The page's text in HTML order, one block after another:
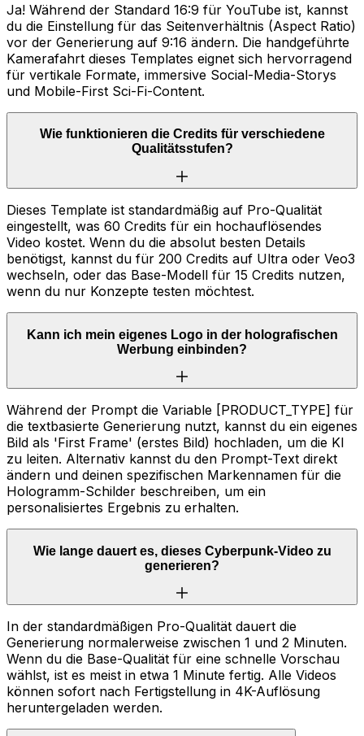
Ja! Während der Standard 16:9 für YouTube ist, kannst
du die Einstellung für das Seitenverhältnis (Aspect Ratio)
vor der Generierung auf 9:16 ändern. Die handgeführte
Kamerafahrt dieses Templates eignet sich hervorragend
für vertikale Formate, immersive Social-Media-Storys
und Mobile-First Sci-Fi-Content.
Wie funktionieren die Credits für verschiedene
Qualitätsstufen?
Dieses Template ist standardmäßig auf Pro-Qualität
eingestellt, was 60 Credits für ein hochauflösendes
Video kostet. Wenn du die absolut besten Details
benötigst, kannst du für 200 Credits auf Ultra oder Veo3
wechseln, oder das Base-Modell für 15 Credits nutzen,
wenn du nur Konzepte testen möchtest.
Kann ich mein eigenes Logo in der holografischen
Werbung einbinden?
Während der Prompt die Variable [PRODUCT_TYPE] für
die textbasierte Generierung nutzt, kannst du ein eigenes
Bild als 'First Frame' (erstes Bild) hochladen, um die KI
zu leiten. Alternativ kannst du den Prompt-Text direkt
ändern und deinen spezifischen Markennamen für die
Hologramm-Schilder beschreiben, um ein
personalisiertes Ergebnis zu erhalten.
Wie lange dauert es, dieses Cyberpunk-Video zu
generieren?
In der standardmäßigen Pro-Qualität dauert die
Generierung normalerweise zwischen 1 und 2 Minuten.
Wenn du die Base-Qualität für eine schnelle Vorschau
wählst, ist es meist in etwa 1 Minute fertig. Alle Videos
können sofort nach Fertigstellung in 4K-Auflösung
heruntergeladen werden.